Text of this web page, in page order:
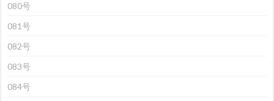
080号
081号
082号
083号
084号